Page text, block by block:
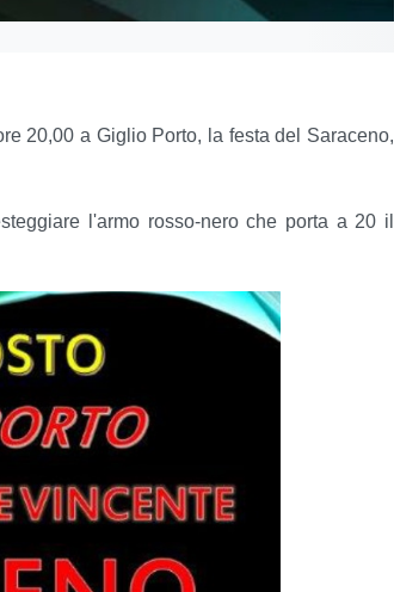
20,00 a Giglio Porto, la festa del Saraceno,
l'armo rosso-nero che porta a 20 il